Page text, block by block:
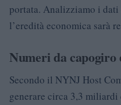
portata. Analizziamo i
l’eredità economica sarà
Numeri da capogiro
Secondo il NYNJ Host
generare circa 3,3